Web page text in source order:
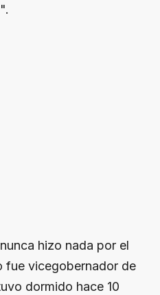
hizo nada por el
fue vicegobernador de
dormido hace 10